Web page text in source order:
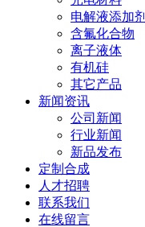
电解液添加剂
含氟化合物
离子液体
有机硅
其它产品
新闻资讯
公司新闻
行业新闻
新品发布
定制合成
人才招聘
联系我们
在线留言